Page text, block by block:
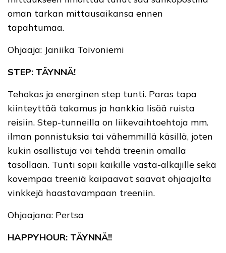
oman tarkan mittausaikansa ennen
tapahtumaa.
Ohjaaja: Janiika Toivoniemi
STEP: TÄYNNÄ!
Tehokas ja energinen step tunti. Paras tapa
kiinteyttää takamus ja hankkia lisää ruista
reisiin. Step-tunneilla on liikevaihtoehtoja mm.
ilman ponnistuksia tai vähemmillä käsillä, joten
kukin osallistuja voi tehdä treenin omalla
tasollaan. Tunti sopii kaikille vasta-alkajille sekä
kovempaa treeniä kaipaavat saavat ohjaajalta
vinkkejä haastavampaan treeniin.
Ohjaajana: Pertsa
HAPPYHOUR: TÄYNNÄ!!